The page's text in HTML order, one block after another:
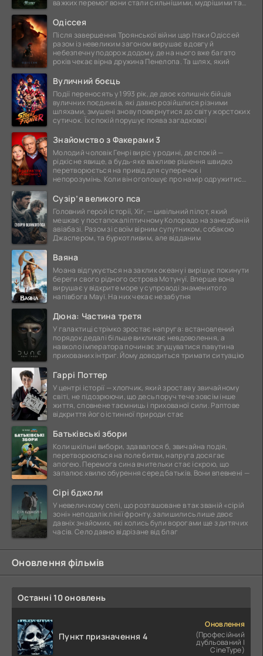
важких перемог вони стали сильнішими, мудрішими та
Одіссея
Після завершення Троянської війни цар Ітаки Одіссей
разом із невеликим загоном вирушає в довгу й
небезпечну подорож додому, де на нього вже багато
років чекає вірна дружина Пенелопа. Та шлях, який
Вуличний боєць
Події переносять у 1993 рік, де двоє колишніх бійців
вуличних поєдинків, які давно розійшлися різними
шляхами, змушені знову повернутися до світу жорстоких
сутичок. Їх спокій порушує поява загадкової
Знайомство з Факерами 3
Молодий чоловік Генрі виріс у родині, де спокій —
рідкісне явище, а будь-яке важливе рішення швидко
перетворюється на привід для суперечок і
непорозумінь. Коли він оголошує про намір одружитися,
Сузір’я великого пса
Головний герой історії, Хіг, — цивільний пілот, який
мешкає у постапокаліптичному Колорадо на занедбаній
авіабазі. Разом зі своїм вірним супутником, собакою
Джаспером, та буркотливим, але відданим
Ваяна
Моана відгукується на заклик океану і вирішує покинути
береги свого рідного острова Мотунуї. Вперше вона
вирушає у відкрите море у супроводі знаменитого
напівбога Мауї. На них чекає незабутня
Дюна: Частина третя
У галактиці стрімко зростає напруга: встановлений
порядок дедалі більше викликає невдоволення, а
навколо імператора починає згущуватися павутина
прихованих інтриг. Йому доводиться тримати ситуацію
Гаррі Поттер
У центрі історії — хлопчик, який зростав у звичайному
світі, не підозрюючи, що десь поруч тече зовсім інше
життя, сповнене таємниць і прихованої сили. Раптове
відкриття його істинної природи стає
Батьківські збори
Коли шкільні вибори, здавалося б, звичайна подія,
перетворюються на поле битви, напруга досягає
апогею. Перемога сина вчительки стає іскрою, що
запалює хвилю обурення серед батьків. Вони впевнені —
Сірі бджоли
У невеличкому селі, що розташоване в так званій «сірій
зоні» неподалік лінії фронту, залишились лише двоє
давніх знайомих, які колись були ворогами ще з дитячих
часів. Село давно відрізане від благ
Оновлення фільмів
Останні 10 оновлень
Пункт призначення 4
Оновлення
(Професійний
дубльований |
CineType)